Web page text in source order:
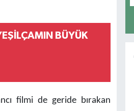
BÜYÜK
filmi de geride bırakan